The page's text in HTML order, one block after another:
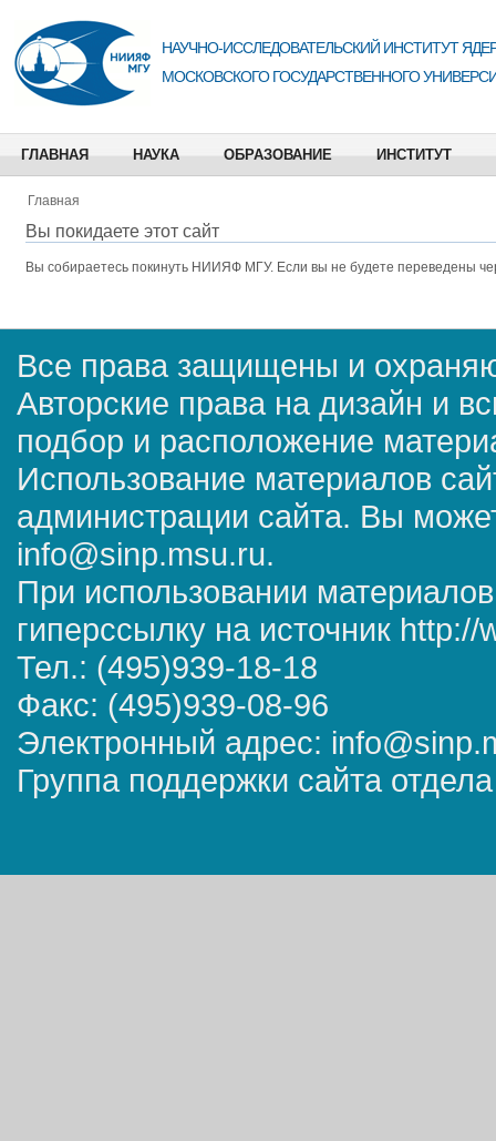
НАУЧНО-ИССЛЕДОВАТЕЛЬСКИЙ ИНСТИТУТ
МОСКОВСКОГО ГОСУДАРСТВЕННОГО
ГЛАВНАЯ НАУКА ОБРАЗОВАНИЕ ИНСТИТУТ
Главная
Вы покидаете этот сайт
Вы собираетесь покинуть НИИЯФ МГУ. Если вы не будете переведены
Все права защищены и
Авторские права на дизайн и
подбор и расположение
Использование материалов
администрации сайта. Вы
info@sinp.msu.ru.
При использовании
гиперссылку на источник
Тел.: (495)939-18-18
Факс: (495)939-08-96
Электронный адрес:
Группа поддержки сайта